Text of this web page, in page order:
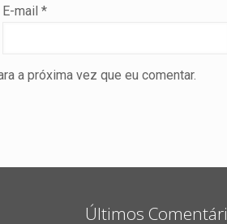
E-mail*
a próxima vez que eu comentar.
Últimos